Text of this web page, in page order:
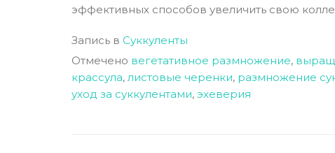
эффективных способов увеличить свою
Запись в Суккуленты
Отмечено вегетативное размножение,
крассула, листовые черенки, размножение
уход за суккулентами, эхеверия